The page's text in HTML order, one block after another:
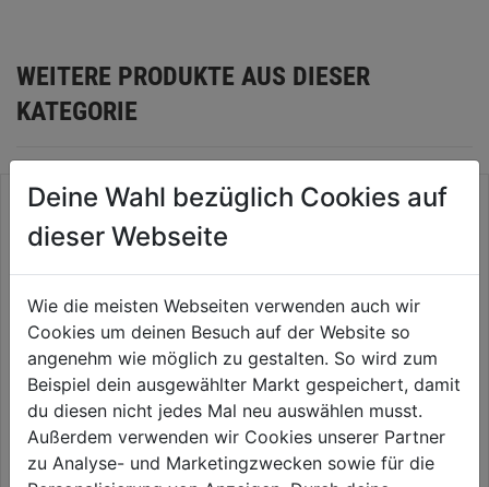
WEITERE PRODUKTE AUS DIESER
KATEGORIE
Kantenschutzprofil Weich-PVC
schwarz,1,5m/10x7mm
Rechteckrohr Alu silber elox.
1m/50x20x2mm
Deine Wahl bezüglich Cookies auf
dieser Webseite
Wie die meisten Webseiten verwenden auch wir
Cookies um deinen Besuch auf der Website so
angenehm wie möglich zu gestalten. So wird zum
Beispiel dein ausgewählter Markt gespeichert, damit
du diesen nicht jedes Mal neu auswählen musst.
Außerdem verwenden wir Cookies unserer Partner
zu Analyse- und Marketingzwecken sowie für die